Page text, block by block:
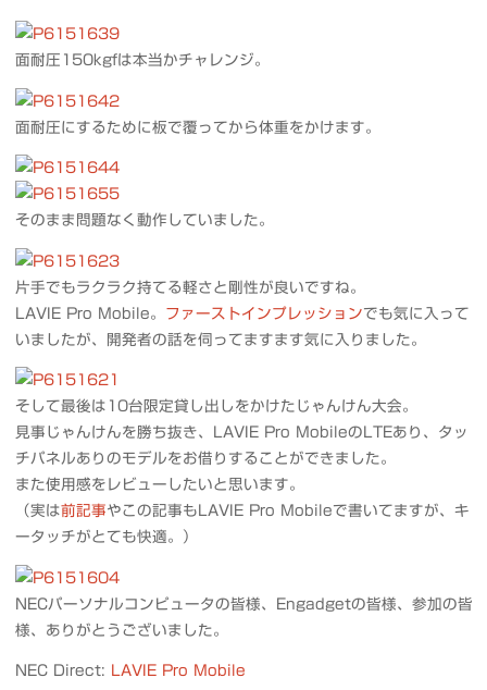
面耐圧150kgfは本当かチャレンジ。
面耐圧にするために板で覆ってから体重をかけます。
そのまま問題なく動作していました。
片手でもラクラク持てる軽さと剛性が良いですね。
LAVIE Pro Mobile。
ファーストインプレッションでも気に入って
いましたが、開発者の話を伺ってますます気に入りました。
そして最後は10台限定貸し出しをかけたじゃんけん大会。
見事じゃんけんを勝ち抜き、LAVIE Pro MobileのLTEあり、タッ
チパネルありのモデルをお借りすることができました。
また使用感をレビューしたいと思います。
（実は前記事やこの記事もLAVIE Pro Mobileで書いてますが、キ
ータッチがとても快適。）
NECパーソナルコンピュータの皆様、Engadgetの皆様、参加の皆
様、ありがとうございました。
NEC Direct: LAVIE Pro Mobile